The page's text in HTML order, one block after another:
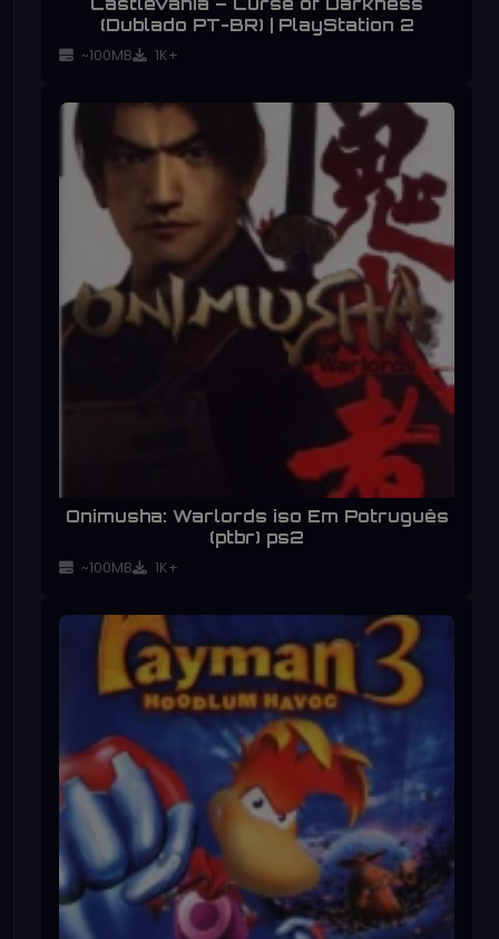
Castlevania – Curse of Darkness
(Dublado PT-BR) | PlayStation 2
~100MB 1K+
Onimusha: Warlords iso Em Potruguês
(ptbr) ps2
~100MB 1K+